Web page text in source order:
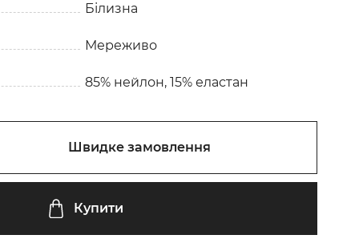
Білизна
Мереживо
85% нейлон, 15% еластан
Швидке замовлення
Купити